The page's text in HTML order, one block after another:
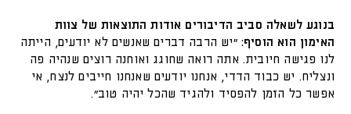
בנוגע לשאלה סביב הדיבורים אודות התוצאות של צוות
האימון הוא הוסיף: "יש הרבה דברים שאנשים לא יודעים, הייתה
לנו פגישה חיובית. אתה רואה שחוגג ואוחנה רוצים שנהיה פה
ונצליח. יש כבוד הדדי, אנחנו יודעים שאנחנו חייבים לנצח, אי
אפשר כל הזמן להפסיד ולהגיד שהכל יהיה טוב".